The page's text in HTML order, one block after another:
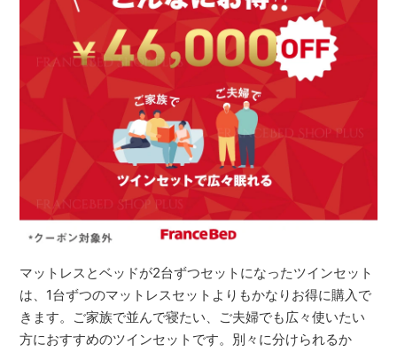
マットレスとベッドが2台ずつセットになったツインセット
は、1台ずつのマットレスセットよりもかなりお得に購入で
きます。ご家族で並んで寝たい、ご夫婦でも広々使いたい
方におすすめのツインセットです。別々に分けられるか